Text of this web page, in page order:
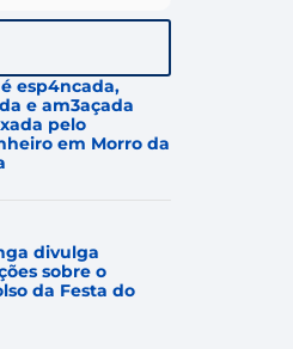
14°C 9°C
13°C
esp4ncada,
e am3açada
pelo
em Morro da
divulga
sobre o
da Festa do